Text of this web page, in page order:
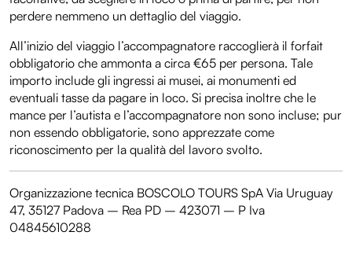
perdere nemmeno un dettaglio del viaggio.
All’inizio del viaggio l’accompagnatore raccoglierà il forfait
obbligatorio che ammonta a circa €65 per persona. Tale
importo include gli ingressi ai musei, ai monumenti ed
eventuali tasse da pagare in loco. Si precisa inoltre che le
mance per l’autista e l’accompagnatore non sono incluse; pur
non essendo obbligatorie, sono apprezzate come
riconoscimento per la qualità del lavoro svolto.
Organizzazione tecnica BOSCOLO TOURS SpA Via Uruguay
47, 35127 Padova – Rea PD – 423071 – P Iva
04845610288